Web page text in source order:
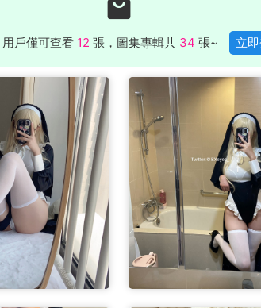
用戶僅可查看 12 張，圖集專輯共 34 張~ 立